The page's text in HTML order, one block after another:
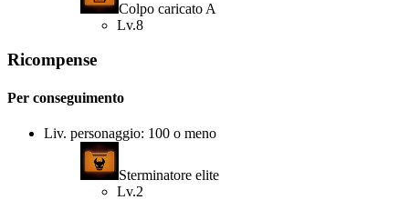
Colpo caricato A
Lv.8
Ricompense
Per conseguimento
Liv. personaggio: 100 o meno
Sterminatore elite
Lv.2